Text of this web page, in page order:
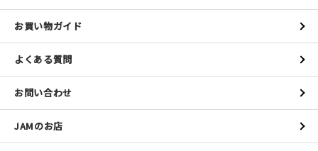
お買い物ガイド
よくある質問
お問い合わせ
JAMのお店